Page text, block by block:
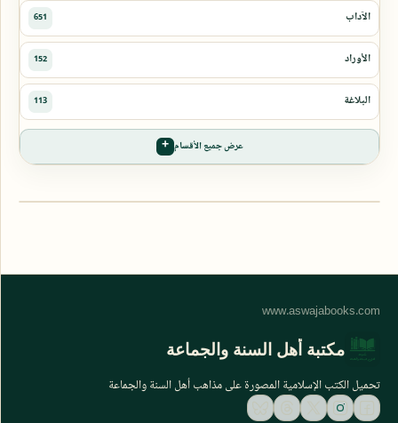
عرض جميع الأقسام
مكتبة أهل السنة والجماعة
تحميل الكتب الإسلامية المصورة على مذاهب أهل السنة والجماعة